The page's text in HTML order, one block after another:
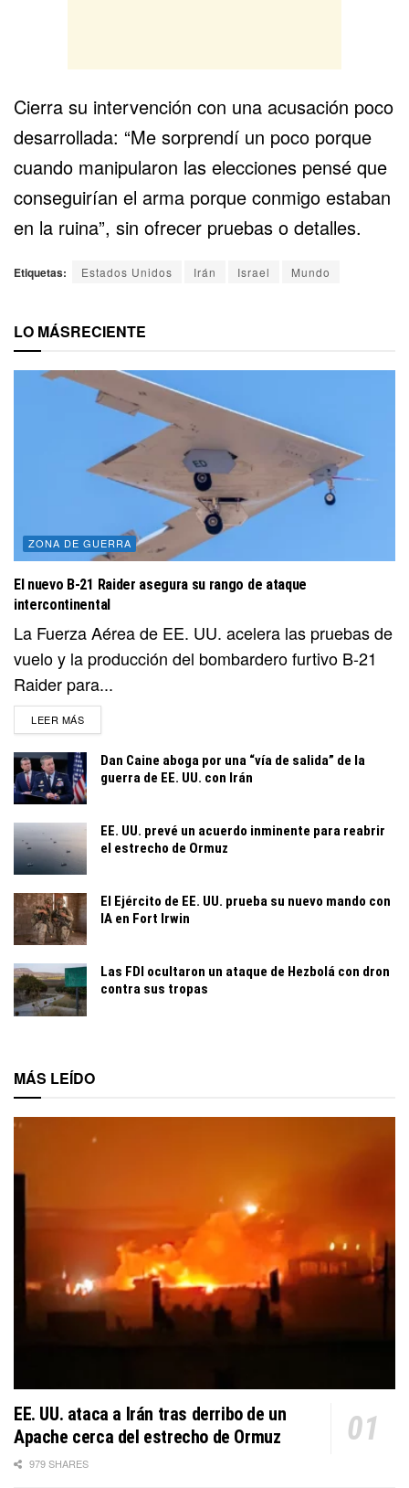
Cierra su intervención con una acusación poco
desarrollada: “Me sorprendí un poco porque
cuando manipularon las elecciones pensé que
conseguirían el arma porque conmigo estaban
en la ruina”, sin ofrecer pruebas o detalles.
Etiquetas: Estados Unidos Irán Israel Mundo
LO MÁSRECIENTE
ZONA DE GUERRA
El nuevo B-21 Raider asegura su rango de ataque
intercontinental
La Fuerza Aérea de EE. UU. acelera las pruebas de
vuelo y la producción del bombardero furtivo B-21
Raider para...
LEER MÁSDETAILS
Dan Caine aboga por una “vía de salida” de la
guerra de EE. UU. con Irán
EE. UU. prevé un acuerdo inminente para reabrir
el estrecho de Ormuz
El Ejército de EE. UU. prueba su nuevo mando con
IA en Fort Irwin
Las FDI ocultaron un ataque de Hezbolá con dron
contra sus tropas
MÁS LEÍDO
EE. UU. ataca a Irán tras derribo de un
Apache cerca del estrecho de Ormuz
979 SHARES